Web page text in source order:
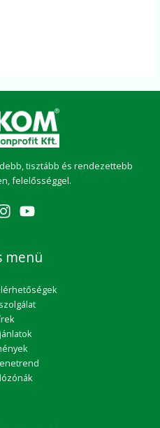
tisztább és rendezettebb
felelősséggel.
menü